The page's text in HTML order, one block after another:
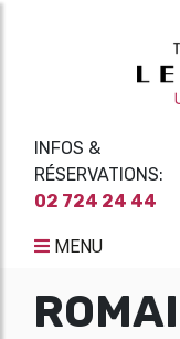
INFOS &
RÉSERVATIONS:
02 724 24 44
MENU